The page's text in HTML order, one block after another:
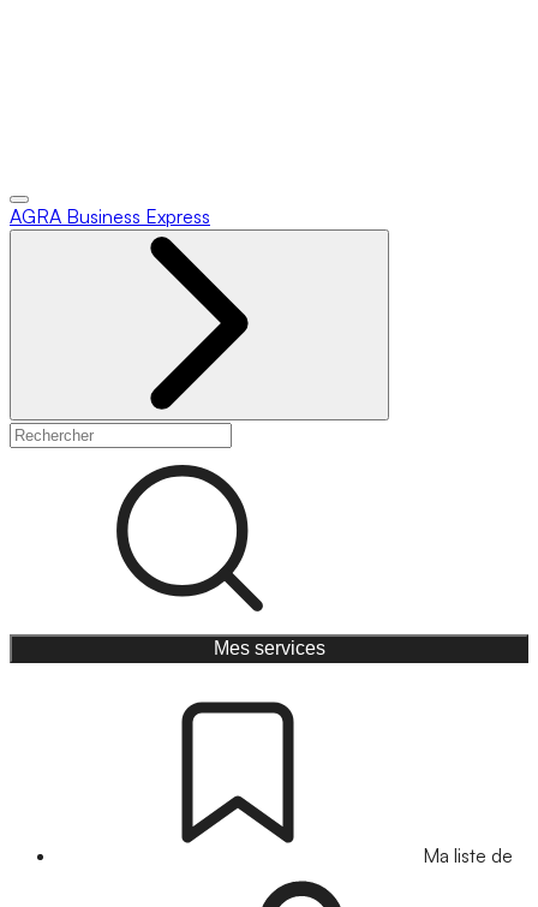
AGRA Business Express
Mes services
Ma liste de